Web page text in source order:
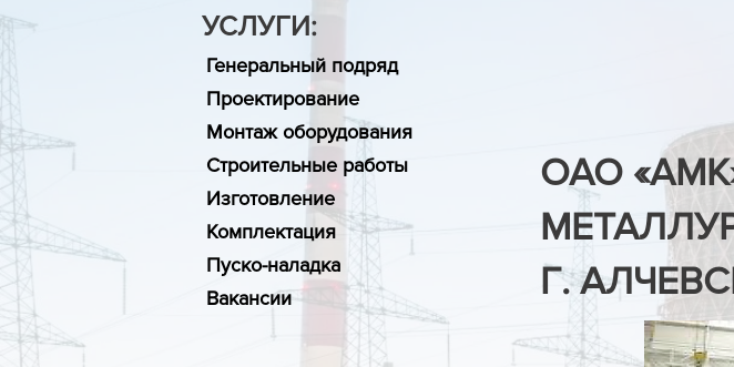
УСЛУГИ:
Генеральный подряд
Проектирование
Монтаж оборудования
Строительные работы
Изготовление
Комплектация
Пуско-наладка
Вакансии
ОАО
Г.